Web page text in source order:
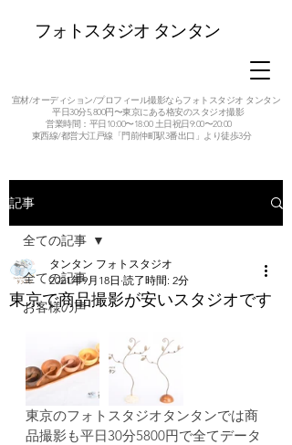
フォトスタジオ タンタン
宣材/オーディション/プロフィール撮影ならフォトスタジオ タンタン
平日30分5,800円〜東京にある格安のスタジオ撮影
営業時間：平日10:00〜18:00 土日祝日9:00〜20:00
東西線/都営大江戸線「門前仲町駅3番出口」より徒歩3分
記事
全ての記事
お客様の声
全ての記事
東京で商品撮影が安いスタジオです
タンタン フォトスタジオ
2021年9月18日 読了時間: 2分
東京のフォトスタジオタンタンでは商
品撮影も平日30分5800円で全てデータ